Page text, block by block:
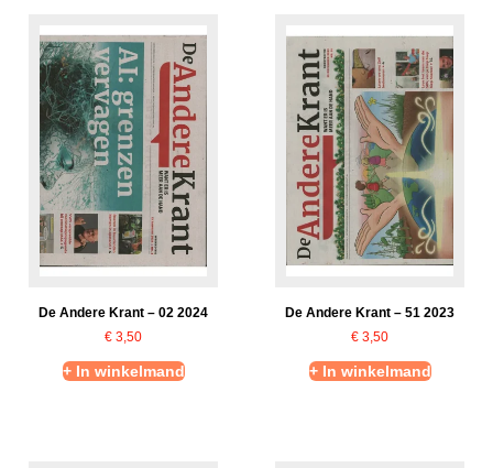
De Andere Krant – 02 2024
€ 3,50
+ In winkelmand
De Andere Krant – 51 2023
€ 3,50
+ In winkelmand